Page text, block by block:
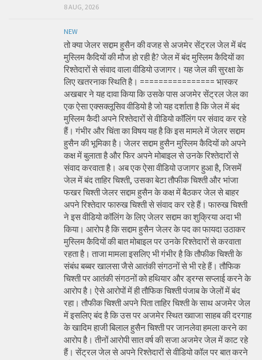
8 AUG, 2026
NEW
तो क्या जेलर सद्दाम हुसैन की वजह से अजमेर सेंट्रल जेल में बंद
मुस्लिम कैदियों की मौज हो रही है? जेल में बंद मुस्लिम कैदियों का
रिश्तेदारों से संवाद वाला वीडियो उजागर। यह जेल की सुरक्षा के
लिए खतरनाक स्थिति है। ================ भास्कर
अखबार ने यह दावा किया कि उसके पास अजमेर सेंट्रल जेल का
एक ऐसा एक्सक्लूसिव वीडियो है जो यह दर्शाता है कि जेल में बंद
मुस्लिम कैदी अपने रिश्तेदारों से वीडियो कॉलिंग पर संवाद कर रहे
हैं। गंभीर और चिंता का विषय यह है कि इस मामले में जेलर सद्दाम
हुसैन की भूमिका है। जेलर सद्दाम हुसैन मुस्लिम कैदियों को अपने
कक्ष में बुलाता है और फिर अपने मोबाइल से उनके रिश्तेदारों से
संवाद करवाता है। अब एक ऐसा वीडियो उजागर हुआ है, जिसमें
जेल में बंद ताहिर चिश्ती, उसका बेटा तौफीक चिश्ती और भांजा
फखर चिश्ती जेलर सद्दाम हुसैन के कक्ष में बैठकर जेल से बाहर
अपने रिश्तेदार फारुख चिश्ती से संवाद कर रहे हैं। फारुख चिश्ती
ने इस वीडियो कॉलिंग के लिए जेलर सद्दाम का शुक्रिया अदा भी
किया। आरोप है कि सद्दाम हुसैन जेलर के पद का फायदा उठाकर
मुस्लिम कैदियों की बात मोबाइल पर उनके रिश्तेदारों से करवाता
रहता है। ताजा मामला इसलिए भी गंभीर है कि तौफीक चिश्ती के
संबंध बब्बर खालसा जैसे आतंकी संगठनों से भी रहे हैं। तौफिक
चिश्ती पर आतंकी संगठनों को हथियार और ड्रग्स सप्लाई करने के
आरोप है। ऐसे आरोपों में ही तौफिक चिश्ती पंजाब के जेलों में बंद
रहा। तौफीक चिश्ती अपने पिता ताहिर चिश्ती के साथ अजमेर जेल
में इसलिए बंद है कि उस पर अजमेर स्थित ख्वाजा साहब की दरगाह
के खादिम हाजी बिलाल हुसैन चिश्ती पर जानलेवा हमला करने का
आरोप है। तीनों आरोपी सात वर्ष की सजा अजमेर जेल में काट रहे
हैं। सेंट्रल जेल से अपने रिश्तेदारों से वीडियो कॉल पर बात करने